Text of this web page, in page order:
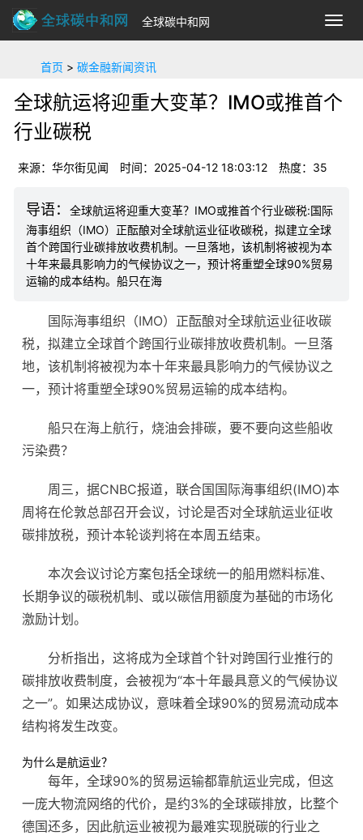
切
换
全球碳中和网
首页 > 碳金融新闻资讯
全球航运将迎重大变革？IMO或推首个
行业碳税
来源：华尔街见闻 时间：2025-04-12 18:03:12 热度： 35
全球航运将迎重大变革？IMO或推首个行业碳税:国际
海事组织（IMO）正酝酿对全球航运业征收碳税，拟建立全球
首个跨国行业碳排放收费机制。一旦落地，该机制将被视为本
十年来最具影响力的气候协议之一，预计将重塑全球90%贸易
运输的成本结构。船只在海
国际海事组织（IMO）正酝酿对全球航运业征收碳
税，拟建立全球首个跨国行业碳排放收费机制。一旦落
地，该机制将被视为本十年来最具影响力的气候协议之
一，预计将重塑全球90%贸易运输的成本结构。
船只在海上航行，烧油会排碳，要不要向这些船收
污染费？
周三，据CNBC报道，联合国国际海事组织(IMO)本
周将在伦敦总部召开会议，讨论是否对全球航运业征收
碳排放税，预计本轮谈判将在本周五结束。
本次会议讨论方案包括全球统一的船用燃料标准、
长期争议的碳税机制、或以碳信用额度为基础的市场化
激励计划。
分析指出，这将成为全球首个针对跨国行业推行的
碳排放收费制度，会被视为“本十年最具意义的气候协议
之一”。如果达成协议，意味着全球90%的贸易流动成本
结构将发生改变。
为什么是航运业？
每年，全球90%的贸易运输都靠航运业完成，但这
一庞大物流网络的代价，是约3%的全球碳排放，比整个
德国还多，因此航运业被视为最难实现脱碳的行业之